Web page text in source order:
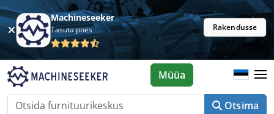
Machineseeker
Tasuta poes Rakendusse
Otsima
Müüa